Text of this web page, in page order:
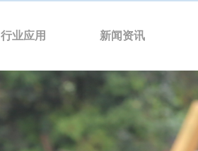
行业应用 新闻资讯